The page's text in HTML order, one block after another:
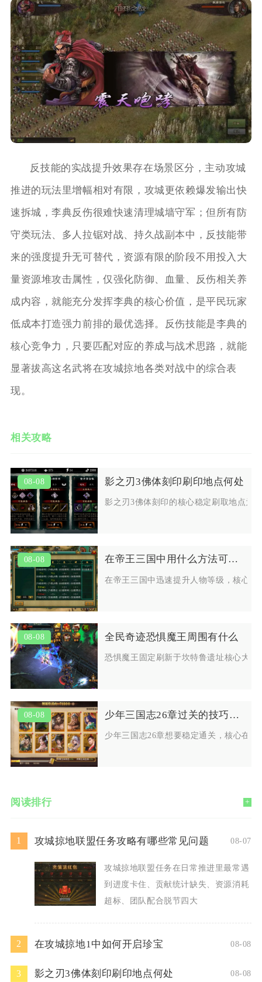
反技能的实战提升效果存在场景区分，主动攻城
推进的玩法里增幅相对有限，攻城更依赖爆发输出快
速拆城，李典反伤很难快速清理城墙守军；但所有防
守类玩法、多人拉锯对战、持久战副本中，反技能带
来的强度提升无可替代，资源有限的阶段不用投入大
量资源堆攻击属性，仅强化防御、血量、反伤相关养
成内容，就能充分发挥李典的核心价值，是平民玩家
低成本打造强力前排的最优选择。反伤技能是李典的
核心竞争力，只要匹配对应的养成与战术思路，就能
显著拔高这名武将在攻城掠地各类对战中的综合表
现。
相关攻略
08-08 影之刃3佛体刻印刷印地点何处
影之刃3佛体刻印的核心稳定刷取地点为
08-08 在帝王三国中用什么方法可以迅速提升人物等级
在帝王三国中迅速提升人物等级，核心
08-08 全民奇迹恐惧魔王周围有什么
恐惧魔王固定刷新于坎特鲁遗址核心大
08-08 少年三国志26章过关的技巧是什么
少年三国志26章想要稳定通关，核心在
阅读排行 +
1 攻城掠地联盟任务攻略有哪些常见问题 08-07
攻城掠地联盟任务在日常推进里最常遇
到进度卡住、贡献统计缺失、资源消耗
超标、团队配合脱节四大
2 在攻城掠地1中如何开启珍宝 08-08
3 影之刃3佛体刻印刷印地点何处 08-08